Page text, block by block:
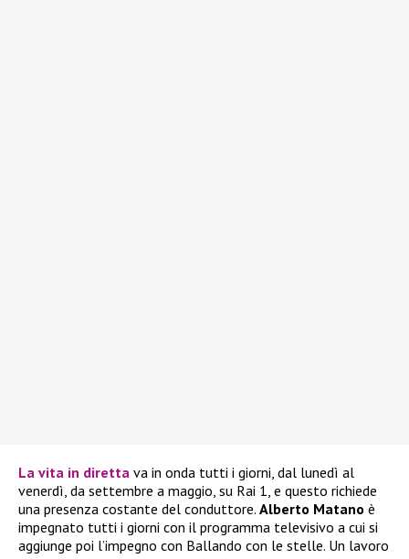
La vita in diretta va in onda tutti i giorni, dal lunedì al
venerdì, da settembre a maggio, su Rai 1, e questo richiede
una presenza costante del conduttore. Alberto Matano è
impegnato tutti i giorni con il programma televisivo a cui si
aggiunge poi l’impegno con Ballando con le stelle. Un lavoro